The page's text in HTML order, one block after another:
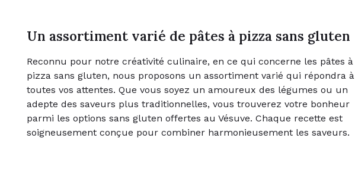
Un assortiment varié de pâtes à pizza sans gluten
Reconnu pour notre créativité culinaire, en ce qui concerne les pâtes à
pizza sans gluten, nous proposons un assortiment varié qui répondra à
toutes vos attentes. Que vous soyez un amoureux des légumes ou un
adepte des saveurs plus traditionnelles, vous trouverez votre bonheur
parmi les options sans gluten offertes au Vésuve. Chaque recette est
soigneusement conçue pour combiner harmonieusement les saveurs.